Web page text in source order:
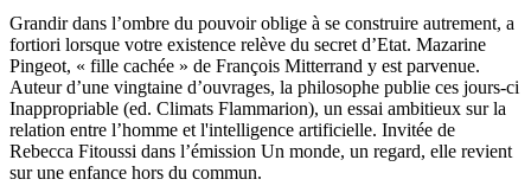
Grandir dans l’ombre du pouvoir oblige à se construire autrement, a
fortiori lorsque votre existence relève du secret d’Etat. Mazarine
Pingeot, « fille cachée » de François Mitterrand y est parvenue.
Auteur d’une vingtaine d’ouvrages, la philosophe publie ces jours-ci
Inappropriable (ed. Climats Flammarion), un essai ambitieux sur la
relation entre l’homme et l'intelligence artificielle. Invitée de
Rebecca Fitoussi dans l’émission Un monde, un regard, elle revient
sur une enfance hors du commun.